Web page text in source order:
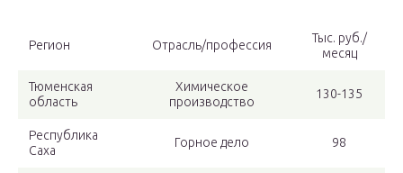
Регион Отрасль/профессия
Тыс. руб./
месяц
Тюменская
область
Химическое
производство
130-135
Республика
Саха
Горное дело 98